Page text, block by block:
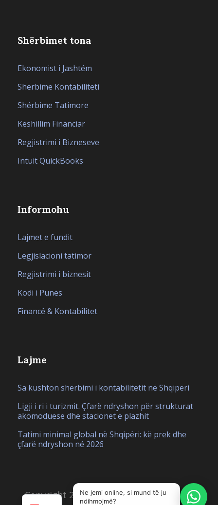
Shërbimet tona
Ekonomist i Jashtëm
Shërbime Kontabiliteti
Shërbime Tatimore
Këshillim Financiar
Regjistrimi i Bizneseve
Intuit QuickBooks
Informohu
Lajmet e fundit
Legjislacioni tatimor
Regjistrimi i biznesit
Kodi i Punës
Financë & Kontabilitet
Lajme
Sa kushton shërbimi i kontabilitetit në Shqipëri
Ligji i ri i turizmit. Çfarë ndryshon për strukturat
akomoduese dhe stacionet e plazhit
Tatimi minimal global në Shqipëri: kë prek dhe
çfarë ndryshon në 2026
Copyright 2026, Krijuar ngaHello Studio
EN
Ne jemi online, si mund të ju
ndihmojmë?